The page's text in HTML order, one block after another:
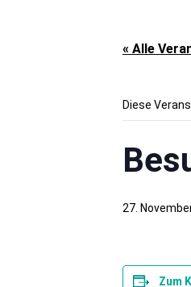
« Alle
Diese
27.
Zum